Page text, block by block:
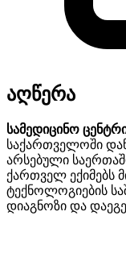
აღწერა
სამედიცინო
საქართველოში
არსებული
ქართველ ექიმებს
ტექნოლოგიების
დიაგნოზი და